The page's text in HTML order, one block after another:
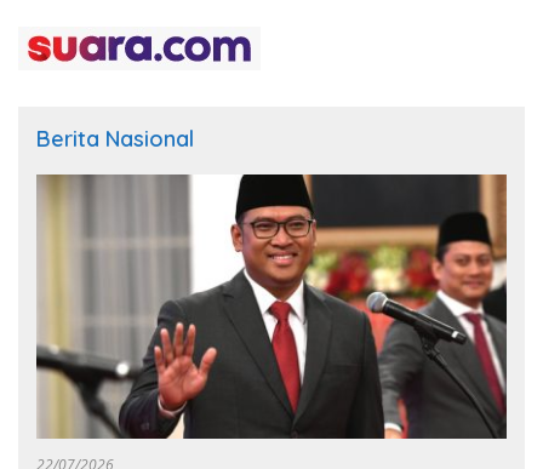
Berita Nasional
22/07/2026